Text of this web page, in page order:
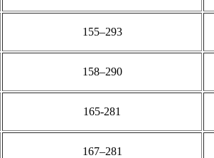
155–293
158–290
165-281
167–281